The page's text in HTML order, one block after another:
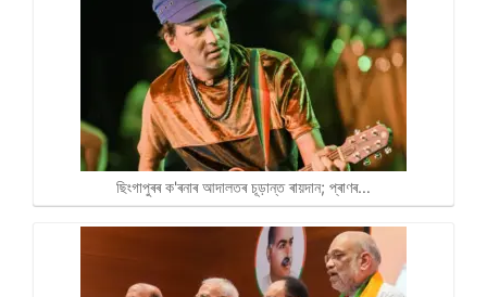
ছিংগাপুৰৰ ক'ৰনাৰ আদালতৰ চূড়ান্ত ৰায়দান; প্ৰাণৰ…